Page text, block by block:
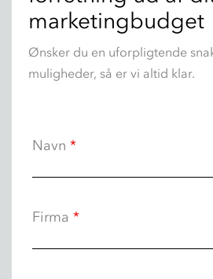
marketingbudget
Ønsker du en uforpligtende
muligheder, så er vi altid klar.
Navn *
Firma *